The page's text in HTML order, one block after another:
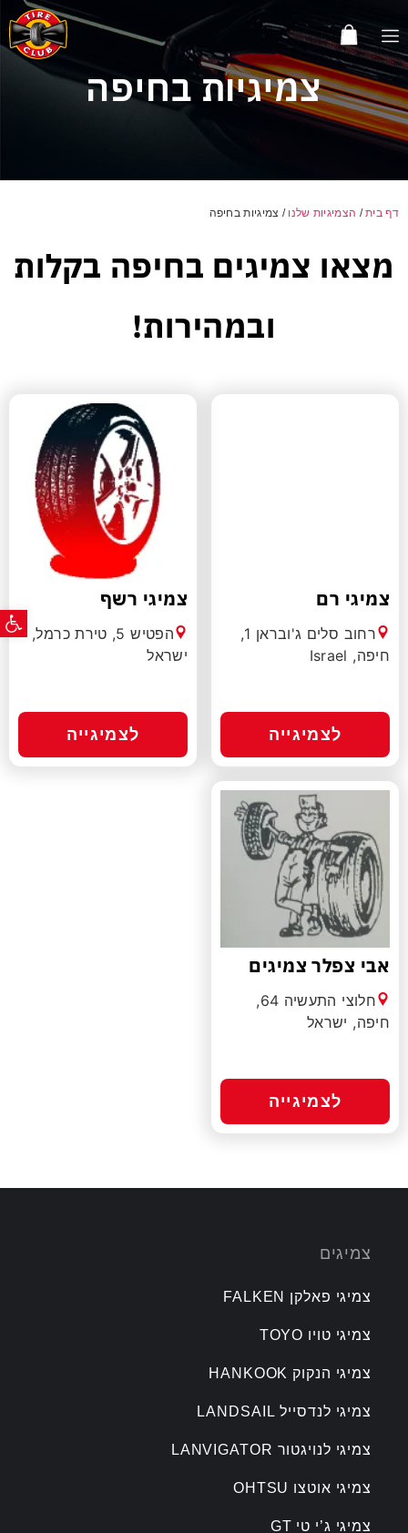
פתח
צמיגיות בחיפה
דף בית/ הצמיגיות שלנו / צמיגיות בחיפה
מצאו צמיגים בחיפה בקלות
ובמהירות!
צמיגי רם
רחוב סלים ג'ובראן 1,
חיפה, Israel
לצמיגייה
צמיגי רשף
הפטיש 5, טירת כרמל,
ישראל
לצמיגייה
אבי צפלר צמיגים
חלוצי התעשיה 64,
חיפה, ישראל
לצמיגייה
צמיגים
צמיגי פאלקן FALKEN
צמיגי טויו TOYO
צמיגי הנקוק HANKOOK
צמיגי לנדסייל LANDSAIL
צמיגי לנויגטור LANVIGATOR
צמיגי אוטצו OHTSU
צמיגי ג’י טי GT